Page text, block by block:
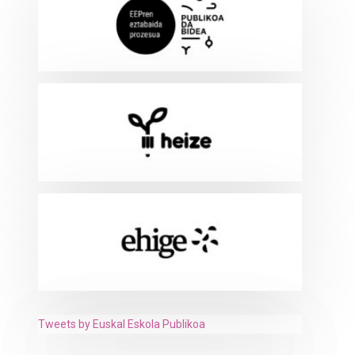
Tweets by Euskal Eskola Publikoa